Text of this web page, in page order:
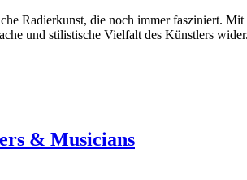
Radierkunst, die noch immer fasziniert.
und stilistische Vielfalt des Künstlers
& Musicians